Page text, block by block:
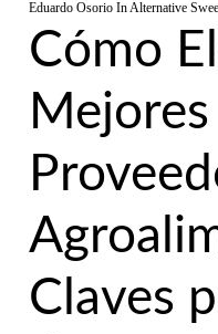
Eduardo Osorio InAlternative
Cómo
Mejores
Claves